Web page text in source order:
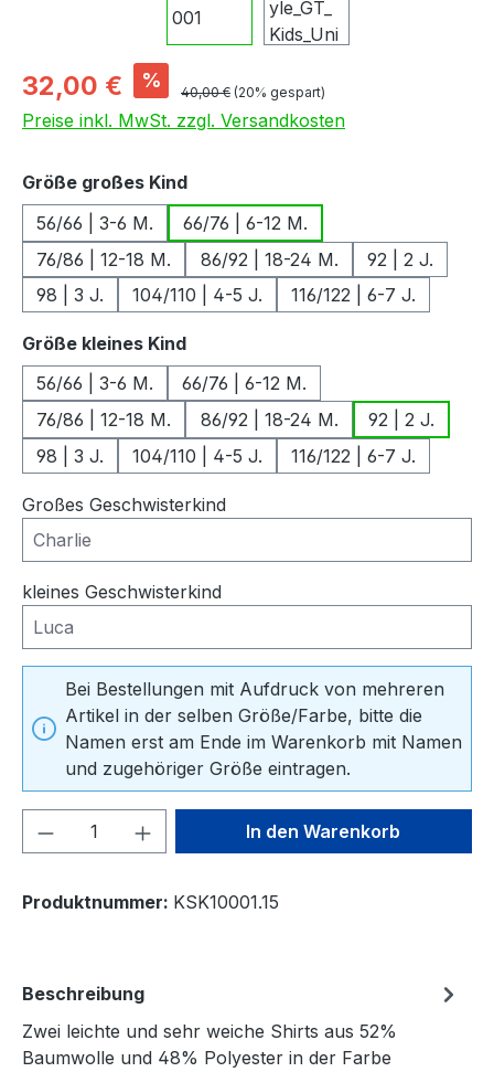
Verkaufspreis:
32,00 € % Regulärer Preis:
40,00 € (20% gespart)
Preise inkl. MwSt. zzgl. Versandkosten
Größe großes Kindauswählen
56/66 | 3-6 M.
66/76 | 6-12 M.
76/86 | 12-18 M.
86/92 | 18-24 M.
92 | 2 J.
98 | 3 J.
104/110 | 4-5 J. 116/122 | 6-7 J.
Größe kleines Kindauswählen
56/66 | 3-6 M.
66/76 | 6-12 M.
76/86 | 12-18 M.
86/92 | 18-24 M.
92 | 2 J.
98 | 3 J.
104/110 | 4-5 J. 116/122 | 6-7 J.
Großes Geschwisterkind
kleines Geschwisterkind
Bei Bestellungen mit Aufdruck von mehreren
Artikel in der selben Größe/Farbe, bitte die
Namen erst am Ende im Warenkorb mit Namen
und zugehöriger Größe eintragen.
Produkt Anzahl: Gib denIn den Warenkorb
Produktnummer: KSK10001.15
Beschreibung
Zwei leichte und sehr weiche Shirts aus 52%
Baumwolle und 48% Polyester in der Farbe